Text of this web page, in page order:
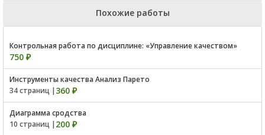
Похожие работы
Контрольная работа по дисциплине: «Управление качеством»
750 ₽
Инструменты качества Анализ Парето
34 страниц | 360 ₽
Диаграмма сродства
10 страниц | 200 ₽